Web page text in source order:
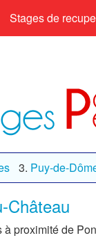
Stages de
Puy-de-
Château
proximité de